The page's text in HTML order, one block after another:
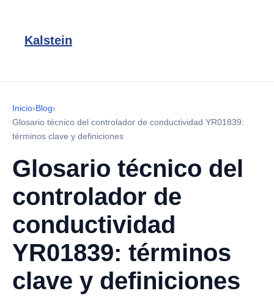
Kalstein
Inicio›Blog›
Glosario técnico del controlador de conductividad YR01839:
términos clave y definiciones
Glosario técnico del
controlador de
conductividad
YR01839: términos
clave y definiciones